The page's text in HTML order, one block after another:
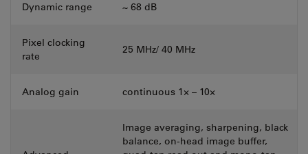
Dynamic range ~ 68 dB
Pixel clocking
rate
25 MHz/ 40 MHz
Analog gain continuous 1× – 10×
Image averaging, sharpening, black
balance, on-head image buffer,